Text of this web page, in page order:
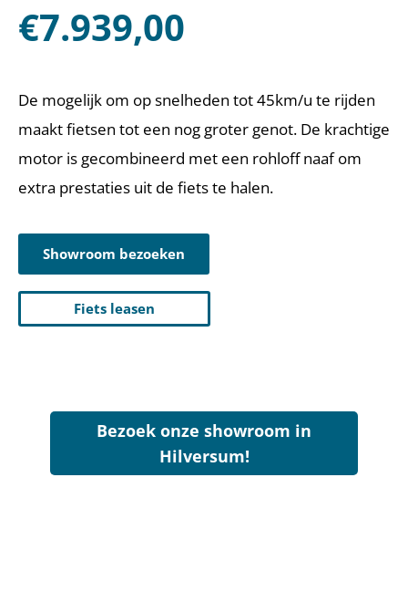
€7.939,00
De mogelijk om op snelheden tot 45km/u te rijden
maakt fietsen tot een nog groter genot. De krachtige
motor is gecombineerd met een rohloff naaf om
extra prestaties uit de fiets te halen.
Showroom bezoeken
Fiets leasen
Bezoek onze showroom in
Hilversum!